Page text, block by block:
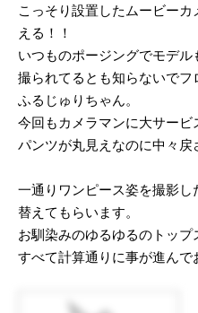
こっそり設置したムービー
える！！
いつものポージングでモデル
撮られてるとも知らないで
ふるじゅりちゃん。
今回もカメラマンに大サー
パンツが丸見えなのに中々
一通りワンピース姿を撮影
替えてもらいます。
お馴染みのゆるゆるのトッ
すべて計算通りに事が進んで